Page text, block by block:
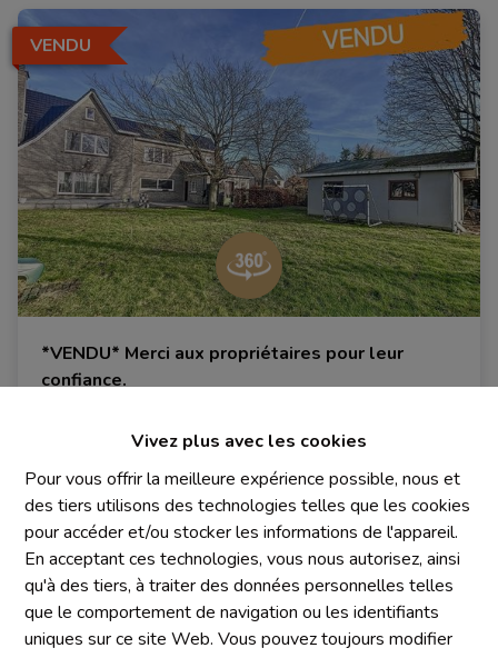
Vivez plus avec les cookies
Pour vous offrir la meilleure expérience possible, nous et
des tiers utilisons des technologies telles que les cookies
pour accéder et/ou stocker les informations de l'appareil.
En acceptant ces technologies, vous nous autorisez, ainsi
qu'à des tiers, à traiter des données personnelles telles
que le comportement de navigation ou les identifiants
uniques sur ce site Web. Vous pouvez toujours modifier
VENDU
*VENDU* Merci aux propriétaires pour leur
confiance.
5 3 390 m²